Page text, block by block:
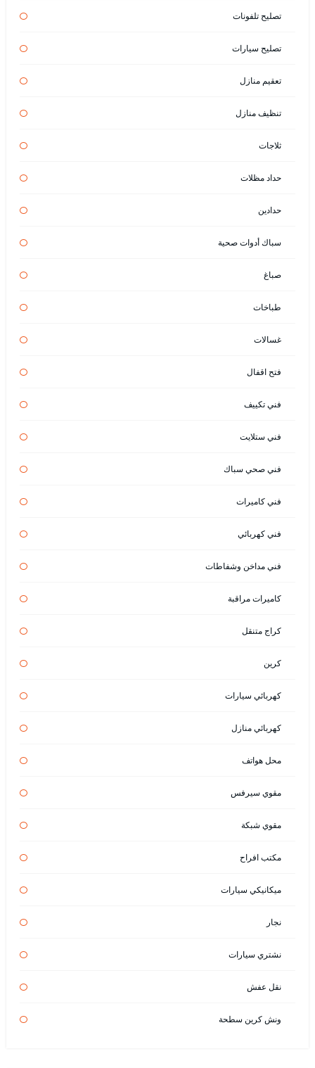
تصليح تلفونات
تصليح سيارات
تعقيم منازل
تنظيف منازل
ثلاجات
حداد مظلات
حدادين
سباك أدوات صحية
صباغ
طباخات
غسالات
فتح اقفال
فني تكييف
فني ستلايت
فني صحي سباك
فني كاميرات
فني كهربائي
فني مداخن وشفاطات
كاميرات مراقبة
كراج متنقل
كرين
كهربائي سيارات
كهربائي منازل
محل هواتف
مقوي سيرفس
مقوي شبكة
مكتب افراح
ميكانيكي سيارات
نجار
نشتري سيارات
نقل عفش
ونش كرين سطحة